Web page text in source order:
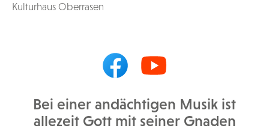
Kulturhaus Oberrasen
Bei einer andächtigen Musik ist
allezeit Gott mit seiner Gnaden